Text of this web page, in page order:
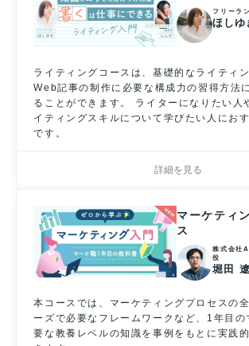
フリーラ
ほしゆ
ライティングコースは、基礎的なライティ
Web記事の制作に必要な構成力の習得方法
ることができます。 ライターになりたい人
イティングスキルについて学びたい人にお
です。
詳細を見る
マーケティ
ス
株式会社
役
堀田
本コースでは、マーケティングプロセスの
ーズで必要なフレームワークなど、1年目の
要な教養レベルの知識を事例をもとに実践